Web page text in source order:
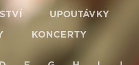
UPOUTÁVKY
KONCERTY